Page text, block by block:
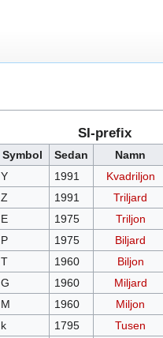
SI-prefix
Symbol Sedan Namn
Y 1991 Kvadriljon
Z 1991 Triljard
E 1975 Triljon
P 1975 Biljard
T 1960 Biljon
G 1960 Miljard
M 1960 Miljon
k 1795 Tusen